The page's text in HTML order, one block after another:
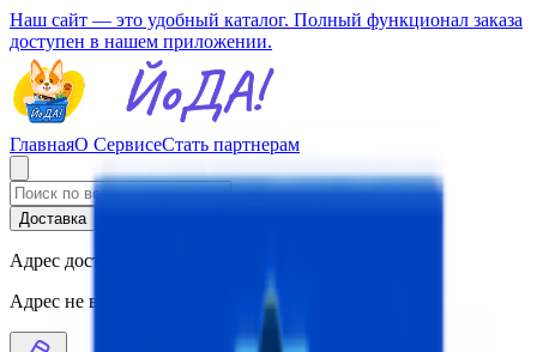
Наш сайт — это удобный каталог. Полный функционал заказа
доступен в нашем приложении.
ГлавнаяО СервисеСтать партнерам
Доставка
Адрес доставки
Адрес не выбран